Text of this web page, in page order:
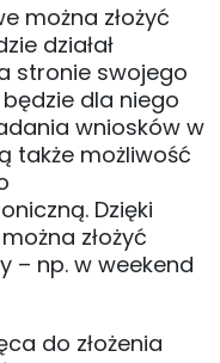
można złożyć
działał
stronie swojego
dla niego
wniosków w
także możliwość
Dzięki
złożyć
– np. w weekend
do złożenia